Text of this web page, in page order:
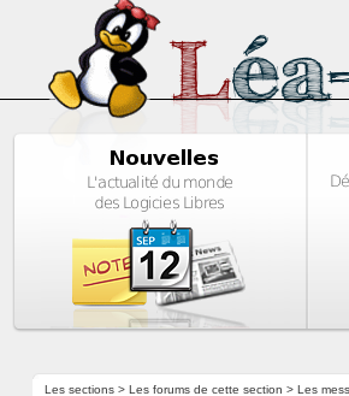
Les sections> Les forums de cette section > Les